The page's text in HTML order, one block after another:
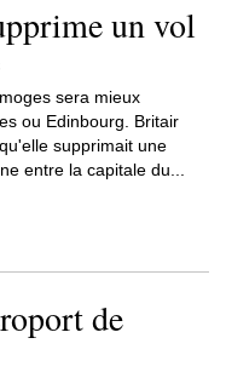
un vol
sera mieux
ou Edinbourg. Britair
supprimait une
entre la capitale du...
de